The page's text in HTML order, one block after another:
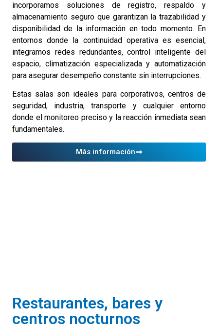
incorporamos soluciones de registro, respaldo y
almacenamiento seguro que garantizan la trazabilidad y
disponibilidad de la información en todo momento. En
entornos donde la continuidad operativa es esencial,
integramos redes redundantes, control inteligente del
espacio, climatización especializada y automatización
para asegurar desempeño constante sin interrupciones.
Estas salas son ideales para corporativos, centros de
seguridad, industria, transporte y cualquier entorno
donde el monitoreo preciso y la reacción inmediata sean
fundamentales.
Más información
Restaurantes, bares y
centros nocturnos